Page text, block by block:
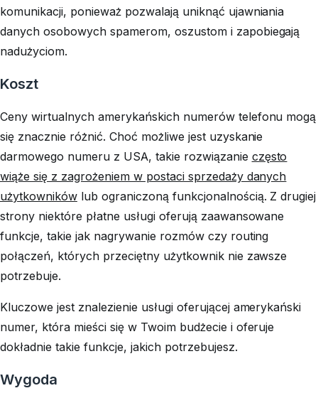
komunikacji, ponieważ pozwalają uniknąć ujawniania
danych osobowych spamerom, oszustom i zapobiegają
nadużyciom.
Koszt
Ceny wirtualnych amerykańskich numerów telefonu mogą
się znacznie różnić. Choć możliwe jest uzyskanie
darmowego numeru z USA, takie rozwiązanie często
wiąże się z zagrożeniem w postaci sprzedaży danych
użytkownikówlub ograniczoną funkcjonalnością. Z drugiej
strony niektóre płatne usługi oferują zaawansowane
funkcje, takie jak nagrywanie rozmów czy routing
połączeń, których przeciętny użytkownik nie zawsze
potrzebuje.
Kluczowe jest znalezienie usługi oferującej amerykański
numer, która mieści się w Twoim budżecie i oferuje
dokładnie takie funkcje, jakich potrzebujesz.
Wygoda